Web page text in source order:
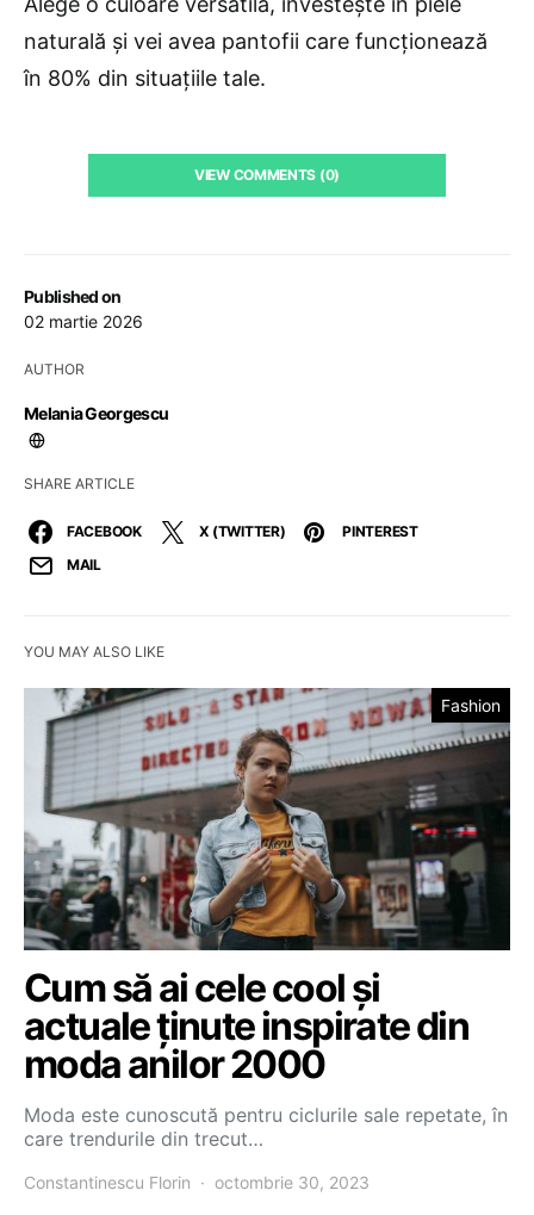
Published on
02 martie 2026
AUTHOR
Melania Georgescu
SHARE ARTICLE
FACEBOOK X (TWITTER)
PINTEREST
MAIL
naturală și vei avea pantofii care funcționează
în 80% din situațiile tale.
VIEW COMMENTS (0)
YOU MAY ALSO LIKE
Fashion
Cum să ai cele cool și
actuale ținute inspirate din
moda anilor 2000
Moda este cunoscută pentru ciclurile sale repetate, în
care trendurile din trecut…
Constantinescu Florin octombrie 30, 2023